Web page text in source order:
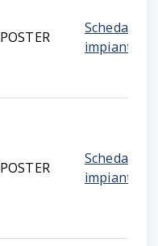
POSTER
Scheda
impianto
POSTER
Scheda
impianto